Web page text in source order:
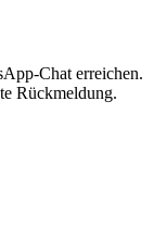
Chat erreichen.
Rückmeldung.